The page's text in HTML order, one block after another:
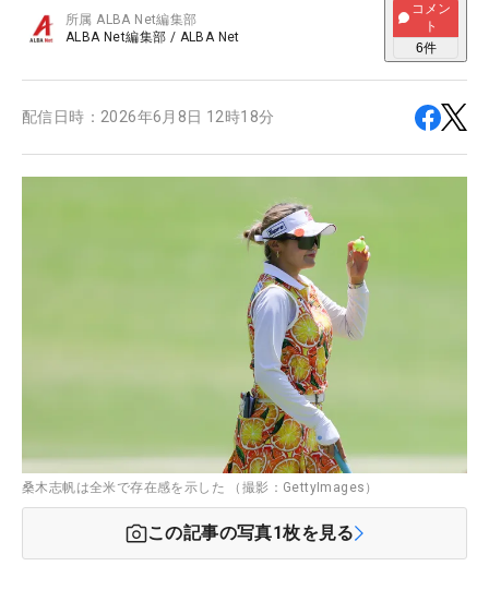
所属ALBA Net編集部
ALBA Net編集部 / ALBA Net
コメン
ト
6件
配信日時： 2026年6月8日 12時18分
桑木志帆は全米で存在感を示した （撮影：GettyImages）
この記事の写真1枚を見る